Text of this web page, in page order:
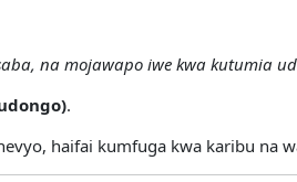
na mojawapo iwe kwa kutumia
.
haifai kumfuga kwa karibu na